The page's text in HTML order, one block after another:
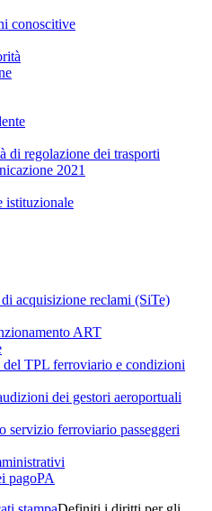
conoscitive
di regolazione dei trasporti
2021
istituzionale
acquisizione reclami (SiTe)
ART
TPL ferroviario e condizioni
dei gestori aeroportuali
servizio ferroviario passeggeri
pagoPA